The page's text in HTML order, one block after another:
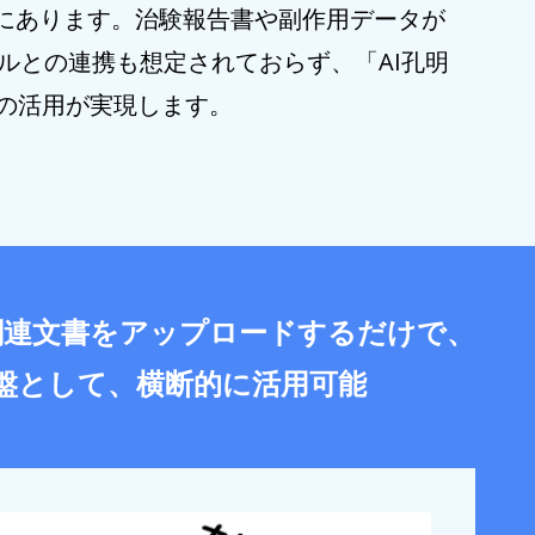
ります。治験報告書や副作用データが
との連携も想定されておらず、「AI孔明
用が実現します。
文書をアップロードするだけで、
として、横断的に活用可能